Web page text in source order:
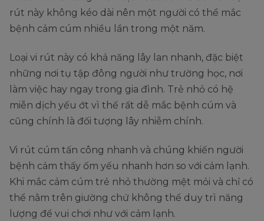
rút này không kéo dài nên một người có thể mắc
bệnh cảm cúm nhiều lần trong một năm.
Loại vi rút này có khả năng lây lan nhanh, đặc biệt
những nơi tụ tập đông người như trường học, nơi
làm việc hay ngay trong gia đình. Trẻ nhỏ có hệ
miễn dịch yếu ớt vì thế rất dễ mắc bệnh cúm và
cũng chính là đối tượng lây nhiễm chính.
Vi rút cúm tấn công nhanh và chúng khiến người
bệnh cảm thấy ốm yếu nhanh hơn so với cảm lạnh.
Khi mắc cảm cúm trẻ nhỏ thường mệt mỏi và chỉ có
thể nằm trên giường chứ không thể duy trì năng
lượng để vui chơi như với cảm lạnh.